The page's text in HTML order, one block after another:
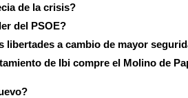
de la crisis?
del PSOE?
libertades a cambio de mayor
de Ibi compre el Molino de